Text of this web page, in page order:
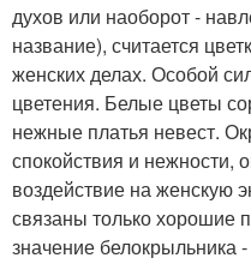
духов или наоборот -
название), считается
женских делах. Особой
цветения. Белые цветы
нежные платья невест.
спокойствия и нежности,
воздействие на женскую
связаны только хорошие
значение белокрыльника